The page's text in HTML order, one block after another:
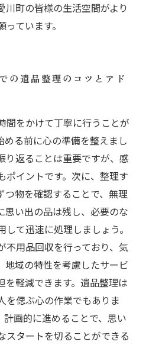
川町の皆様の生活空間がより
ています。
の遺品整理のコツとアド
間をかけて丁寧に行うことが
める前に心の準備を整えまし
り返ることは重要ですが、感
ポイントです。次に、整理す
つ物を確認することで、無理
思い出の品は残し、必要のな
て迅速に処理しましょう。
不用品回収を行っており、気
地域の特性を考慮したサービ
を軽減できます。遺品整理は
を偲ぶ心の作業でもありま
計画的に進めることで、思い
スタートを切ることができる